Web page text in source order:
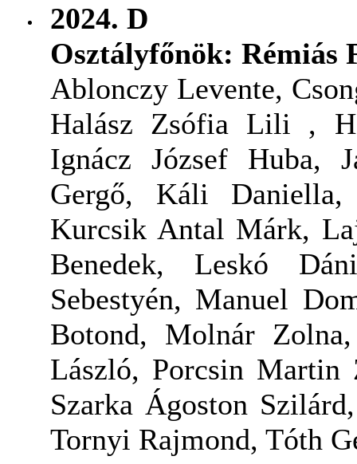
2024. D
Osztályfőnök: Rémiás
Ablonczy Levente,
Halász Zsófia Lili ,
Ignácz József Huba,
Gergő, Káli
Kurcsik Antal Márk,
Benedek, Leskó
Sebestyén, Manuel
Botond, Molnár
László, Porcsin Martin
Szarka Ágoston
Tornyi Rajmond, Tóth